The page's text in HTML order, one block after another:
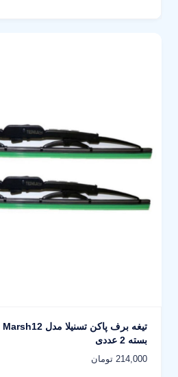
بسته 2 عددی
214,000 تومان